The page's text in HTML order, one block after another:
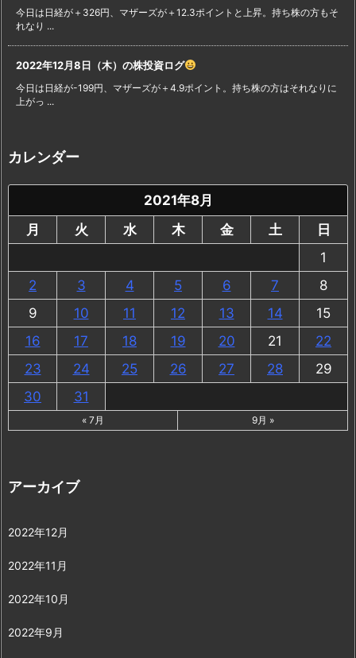
今日は日経が＋326円、マザーズが＋12.3ポイントと上昇。持ち株の方もそ
れなり ...
2022年12月8日（木）の株投資ログ
今日は日経が-199円、マザーズが＋4.9ポイント。持ち株の方はそれなりに
上がっ ...
カレンダー
2021年8月
月
火 水 木 金 土
日
1
2
3 4 5 6 7
8
9
10 11 12 13 14
15
16
17 18 19 20 21
22
23
24 25 26 27 28
29
30
31
« 7月 9月 »
アーカイブ
2022年12月
2022年11月
2022年10月
2022年9月